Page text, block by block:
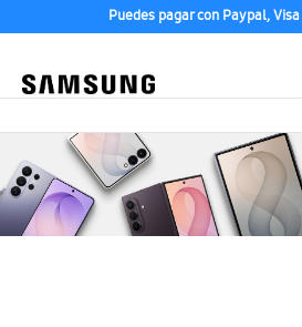
Puedes pagar con Paypal,